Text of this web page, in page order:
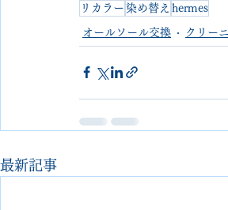
リカラー 染め替え hermes
オールソール交換 クリー
最新記事